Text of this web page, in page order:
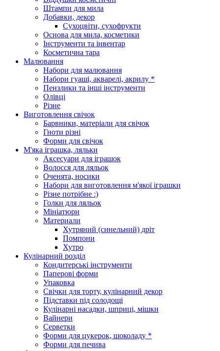
Штампи для мила
Добавки, декор
Сухоцвіти, сухофрукти
Основа для мила, косметики
Інструменти та інвентар
Косметична тара
Малювання
Набори для малювання
Набори гуаші, акварелі, акрилу *
Пензлики та інші інструменти
Олівці
Різне
Виготовлення свічок
Барвники, матеріали для свічок
Гноти різні
Форми для свічок
М'яка іграшка, ляльки
Аксесуари для іграшок
Волосся для ляльок
Оченята, носики
Набори для виготовлення м'якої іграшки
Різне потрібне :)
Голки для ляльок
Мініатюри
Материали
Хутряний (синельний) дріт
Помпони
Хутро
Кулінарний розділ
Кондитерські інструменти
Паперові форми
Упаковка
Свічки для торту, кулінарний декор
Підставки під солодощі
Кулінарні насадки, шприці, мішки
Вайнери
Серветки
Форми для цукерок, шоколаду *
Форми для печива